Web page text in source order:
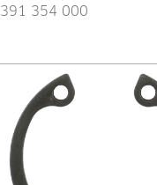
391 354 000